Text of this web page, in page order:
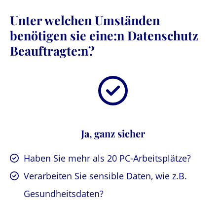
Unter welchen Umständen
benötigen sie eine:n Datenschutz
Beauftragte:n?
Ja, ganz sicher
Haben Sie mehr als 20 PC-Arbeitsplätze?
Verarbeiten Sie sensible Daten, wie z.B.
Gesundheitsdaten?